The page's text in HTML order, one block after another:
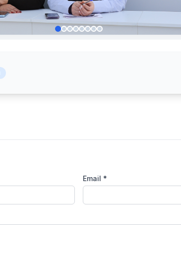
Email *